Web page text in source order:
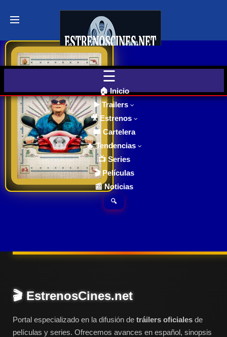
Últimos
🎬 VER
AHORA
Cartelera
de Cine
Hoy
Próximos
Estrenos
en Cines
en
📺 VER
SERIES
🏠 Inicio
▶️ Trailers
🎥 Estrenos
🎟️ Cartelera
🔥 Tendencias
📺 Series
🎬 Películas
📰 Noticias
🔍
Thelma – Una abuela en acción – Trailer español 2024 –
abuela de 90 años, es
engañada por un
estafador telefónico
que se hace pasar por
su nieto y emprende
una búsqueda para
recuperar lo que le fue
arrebatado.
7.0
2024
Ver TraiLer
🎬 EstrenosCines.net
Portal especializado en la difusión de tráilers oficiales de
películas y series. Ofrecemos avances en español, sinopsis